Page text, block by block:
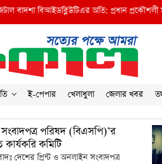
বাদশা বিআইডব্লিউটিএর অতি: প্রধান প্রকৌশলী মজনু
ই-পেপার খেলাধুলা জেলার খবর
সংবাদপত্র পরিষদ (বিএসপি)’র
কার্যকরি কমিটি
দেশের প্রিন্ট ও অনলাইন সংবাদপত্র